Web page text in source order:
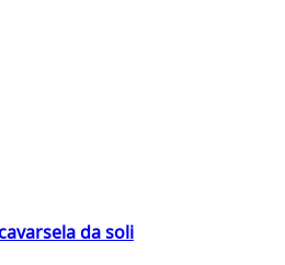
da soli